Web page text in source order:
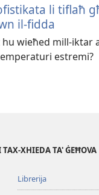
li tiflaħ
il-​fidda
wieħed mill-​iktar
estremi?
XHIEDA TA' ĠEĦOVA
Librerija